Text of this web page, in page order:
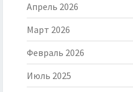
Апрель 2026
Март 2026
Февраль 2026
Июль 2025